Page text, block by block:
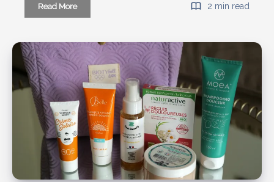
Read MoreBiotyfull
Box
“100%
Monoï/Vanille”
:
Unboxing
2 min read